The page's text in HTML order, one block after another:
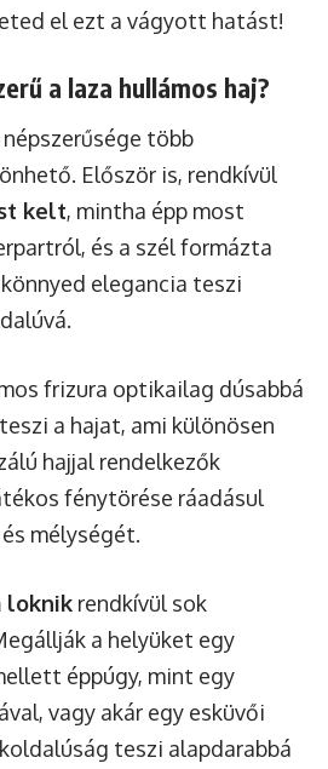
el ezt a vágyott hatást!
a laza hullámos haj?
több
Először is, rendkívül
kelt, mintha épp most
és a szél formázta
elegancia teszi
frizura optikailag dúsabbá
a hajat, ami különösen
hajjal rendelkezők
fénytörése ráadásul
mélységét.
loknik rendkívül sok
a helyüket egy
éppúgy, mint egy
vagy akár egy esküvői
teszi alapdarabbá